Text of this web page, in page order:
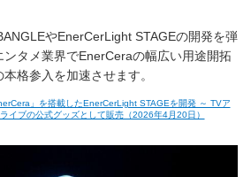
やEnerCerLight STAGEの開発を弾
タメ業界でEnerCeraの幅広い用途開拓
格参入を加速させます。
」を搭載したEnerCerLight STAGEを開発 ～ TVア
イブの公式グッズとして販売（2026年4月20日）